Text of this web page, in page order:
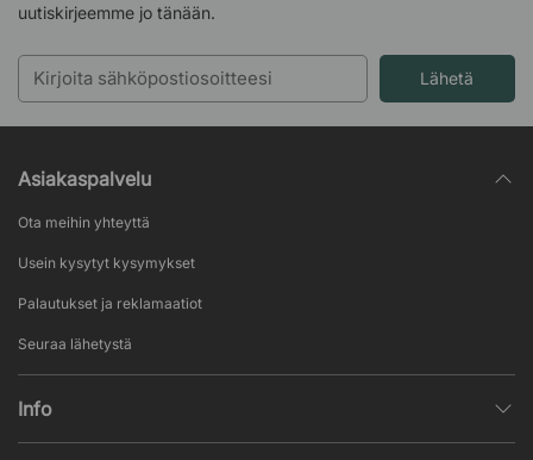
uutiskirjeemme jo tänään.
Lähetä
Asiakaspalvelu
Ota meihin yhteyttä
Usein kysytyt kysymykset
Palautukset ja reklamaatiot
Seuraa lähetystä
Info